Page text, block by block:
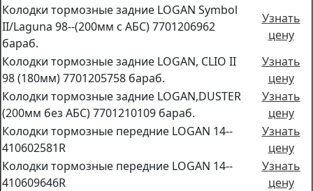
Колодки тормозные задние LOGAN Symbol
II/Laguna 98--(200мм с АБС) 7701206962
бараб.
Узнать
цену
Колодки тормозные задние LOGAN, CLIO II
98 (180мм) 7701205758 бараб.
Узнать
цену
Колодки тормозные задние LOGAN,DUSTER
(200мм без АБС) 7701210109 бараб.
Узнать
цену
Колодки тормозные передние LOGAN 14--
410602581R
Узнать
цену
Колодки тормозные передние LOGAN 14--
410609646R
Узнать
цену